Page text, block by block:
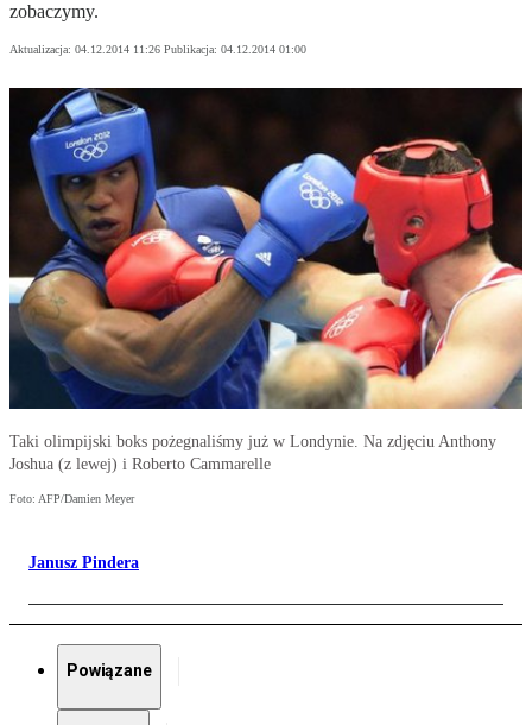
zobaczymy.
Aktualizacja: 04.12.2014 11:26 Publikacja: 04.12.2014 01:00
Taki olimpijski boks pożegnaliśmy już w Londynie. Na zdjęciu Anthony
Joshua (z lewej) i Roberto Cammarelle
Foto: AFP/Damien Meyer
Janusz Pindera
Powiązane